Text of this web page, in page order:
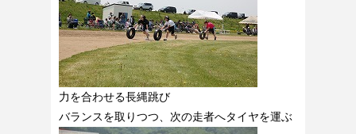
力を合わせる長縄跳び
バランスを取りつつ、次の走者へタイヤを運ぶ